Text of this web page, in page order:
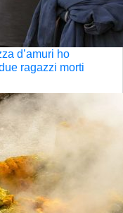
d’amuri ho
ragazzi morti